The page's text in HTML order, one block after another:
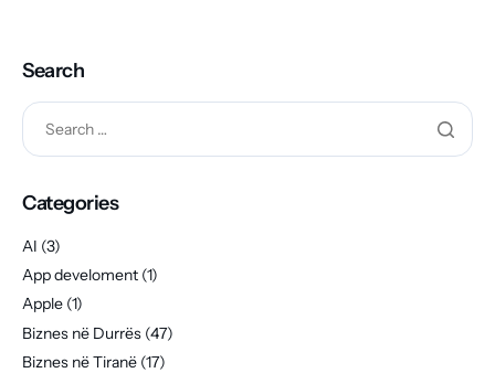
Search
Categories
AI (3)
App develoment (1)
Apple (1)
Biznes në Durrës (47)
Biznes në Tiranë (17)